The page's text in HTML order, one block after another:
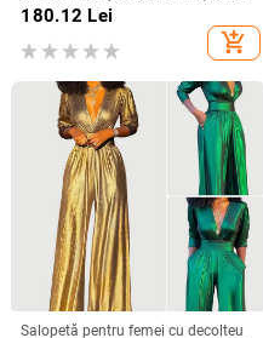
2026, amestec Tencel
180.12 Lei
add_shopping_cart
Salopetă pentru femei cu decolteu